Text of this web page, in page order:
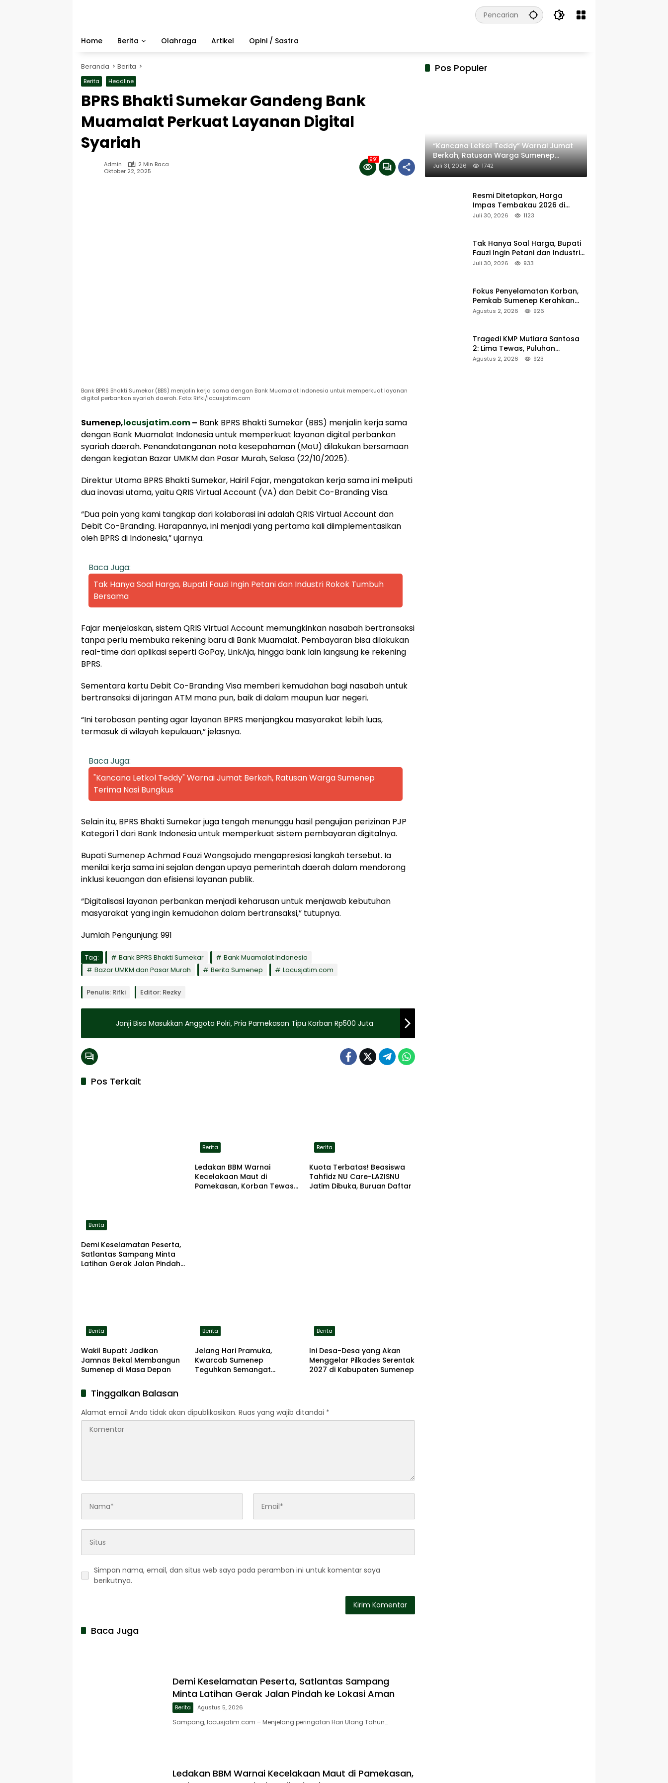
Home
Berita Olahraga Artikel Opini / Sastra
Beranda Berita
Berita Headline
BPRS Bhakti Sumekar Gandeng Bank
Muamalat Perkuat Layanan Digital
Syariah
Admin
2 Min Baca
Oktober 22, 2025
991
Bank BPRS Bhakti Sumekar (BBS) menjalin kerja sama dengan Bank Muamalat Indonesia untuk memperkuat layanan
digital perbankan syariah daerah. Foto: Rifki/locusjatim.com
Sumenep,locusjatim.com– Bank BPRS Bhakti Sumekar (BBS) menjalin kerja sama
dengan Bank Muamalat Indonesia untuk memperkuat layanan digital perbankan
syariah daerah. Penandatanganan nota kesepahaman (MoU) dilakukan bersamaan
dengan kegiatan Bazar UMKM dan Pasar Murah, Selasa (22/10/2025).
Direktur Utama BPRS Bhakti Sumekar, Hairil Fajar, mengatakan kerja sama ini meliputi
dua inovasi utama, yaitu QRIS Virtual Account (VA) dan Debit Co-Branding Visa.
“Dua poin yang kami tangkap dari kolaborasi ini adalah QRIS Virtual Account dan
Debit Co-Branding. Harapannya, ini menjadi yang pertama kali diimplementasikan
oleh BPRS di Indonesia,” ujarnya.
Baca Juga:
Tak Hanya Soal Harga, Bupati Fauzi Ingin Petani dan Industri Rokok Tumbuh
Bersama
Fajar menjelaskan, sistem QRIS Virtual Account memungkinkan nasabah bertransaksi
tanpa perlu membuka rekening baru di Bank Muamalat. Pembayaran bisa dilakukan
real-time dari aplikasi seperti GoPay, LinkAja, hingga bank lain langsung ke rekening
BPRS.
Sementara kartu Debit Co-Branding Visa memberi kemudahan bagi nasabah untuk
bertransaksi di jaringan ATM mana pun, baik di dalam maupun luar negeri.
“Ini terobosan penting agar layanan BPRS menjangkau masyarakat lebih luas,
termasuk di wilayah kepulauan,” jelasnya.
Baca Juga:
"Kancana Letkol Teddy" Warnai Jumat Berkah, Ratusan Warga Sumenep
Terima Nasi Bungkus
Selain itu, BPRS Bhakti Sumekar juga tengah menunggu hasil pengujian perizinan PJP
Kategori 1 dari Bank Indonesia untuk memperkuat sistem pembayaran digitalnya.
Bupati Sumenep Achmad Fauzi Wongsojudo mengapresiasi langkah tersebut. Ia
menilai kerja sama ini sejalan dengan upaya pemerintah daerah dalam mendorong
inklusi keuangan dan efisiensi layanan publik.
“Digitalisasi layanan perbankan menjadi keharusan untuk menjawab kebutuhan
masyarakat yang ingin kemudahan dalam bertransaksi,” tutupnya.
Jumlah Pengunjung: 991
Tag: Bank BPRS Bhakti Sumekar
Bank Muamalat Indonesia
Bazar UMKM dan Pasar Murah
Berita Sumenep Locusjatim.com
Penulis: Rifki Editor: Rezky
Janji Bisa Masukkan Anggota Polri, Pria Pamekasan Tipu Korban Rp500 Juta
Pos Terkait
Berita
Demi Keselamatan Peserta,
Satlantas Sampang Minta
Latihan Gerak Jalan Pindah
Berita
Ledakan BBM Warnai
Kecelakaan Maut di
Pamekasan, Korban Tewas
Berita
Kuota Terbatas! Beasiswa
Tahfidz NU Care-LAZISNU
Jatim Dibuka, Buruan Daftar
Berita
Wakil Bupati: Jadikan
Jamnas Bekal Membangun
Sumenep di Masa Depan
Berita
Jelang Hari Pramuka,
Kwarcab Sumenep
Teguhkan Semangat
Berita
Ini Desa-Desa yang Akan
Menggelar Pilkades Serentak
2027 di Kabupaten Sumenep
Tinggalkan Balasan
Alamat email Anda tidak akan dipublikasikan. Ruas yang wajib ditandai *
Simpan nama, email, dan situs web saya pada peramban ini untuk komentar saya
berikutnya.
Baca Juga
Demi Keselamatan Peserta, Satlantas Sampang
Minta Latihan Gerak Jalan Pindah ke Lokasi Aman
Berita Agustus 5, 2026
Sampang, locusjatim.com – Menjelang peringatan Hari Ulang Tahun…
Ledakan BBM Warnai Kecelakaan Maut di Pamekasan,
Pos Populer
“Kancana Letkol Teddy” Warnai Jumat
Berkah, Ratusan Warga Sumenep
Terima Nasi Bungkus
Juli 31, 2026 1742
Resmi Ditetapkan, Harga
Impas Tembakau 2026 di
Sumenep Alami Kenaikan
Juli 30, 2026 1123
Tak Hanya Soal Harga, Bupati
Fauzi Ingin Petani dan Industri
Rokok Tumbuh Bersama
Juli 30, 2026 933
Fokus Penyelamatan Korban,
Pemkab Sumenep Kerahkan
Tim Medis dan Ambulans ke
Agustus 2, 2026 926
Tragedi KMP Mutiara Santosa
2: Lima Tewas, Puluhan
Penumpang Masih Dalam
Agustus 2, 2026 923